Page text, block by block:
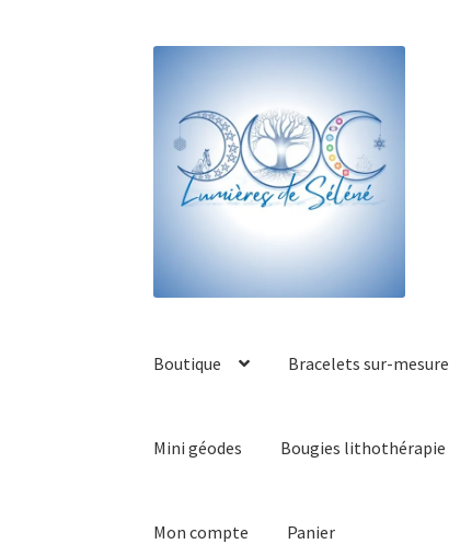
Boutique Bracelets sur-mesure
Mini géodes Bougies lithothérapie
Mon compte Panier